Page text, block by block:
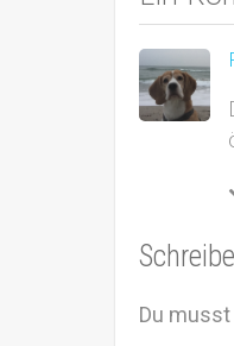
Du musst